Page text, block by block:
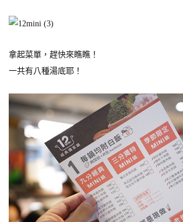
拿起菜單，趕快來瞧瞧！
一共有八種湯底耶！